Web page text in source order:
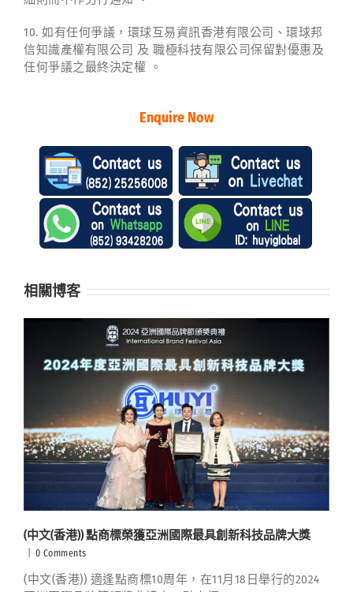
10. 如有任何爭議，環球互易資訊香港有限公司、環球邦
信知識產權有限公司 及 職極科技有限公司保留對優惠及
任何爭議之最終決定權 。
Enquire Now
相關博客
(中文(香港)) 點商標榮獲亞洲國際最具創新科技品牌大獎
0 Comments
(中文(香港)) 適逢點商標10周年，在11月18日舉行的2024